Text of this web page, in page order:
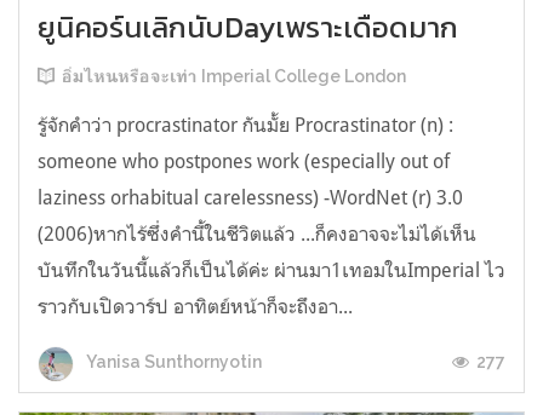
ยูนิคอร์นเลิกนับDayเพราะเดือดมาก
อิ่มไหนหรือจะเท่า Imperial College London
รู้จักคำว่า procrastinator กันมั้ย Procrastinator (n) :
someone who postpones work (especially out of
laziness orhabitual carelessness) -WordNet (r) 3.0
(2006)หากไร้ซึ่งคำนี้ในชีวิตแล้ว ...ก็คงอาจจะไม่ได้เห็น
บันทึกในวันนี้แล้วก็เป็นได้ค่ะ ผ่านมา1เทอมในImperial ไว
ราวกับเปิดวาร์ป อาทิตย์หน้าก็จะถึงอา...
Yanisa Sunthornyotin 277